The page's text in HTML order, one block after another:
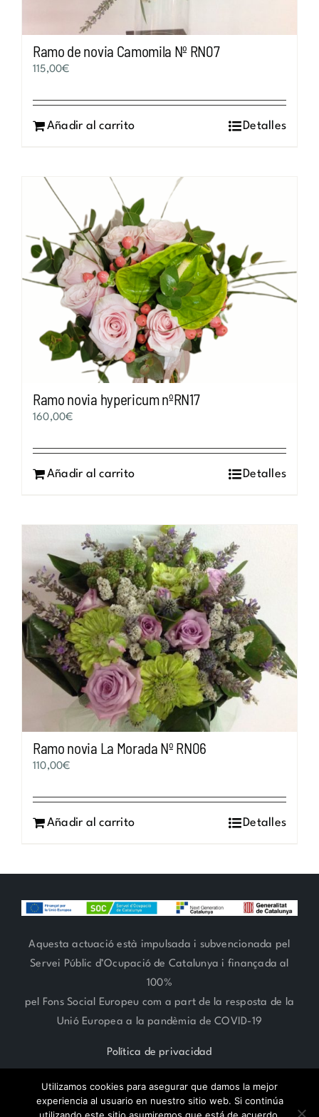
Ramo de novia Camomila Nº RN07
115,00€
Añadir al carrito Detalles
Ramo novia hypericum nºRN17
160,00€
Añadir al carrito Detalles
Ramo novia La Morada Nº RN06
110,00€
Añadir al carrito Detalles
Aquesta actuació està impulsada i subvencionada pel
Servei Públic d’Ocupació de Catalunya i finançada al
100%
pel Fons Social Europeu com a part de la resposta de la
Unió Europea a la pandèmia de COVID-19
Política de privacidad
Utilizamos cookies para asegurar que damos la mejor
experiencia al usuario en nuestro sitio web. Si continúa